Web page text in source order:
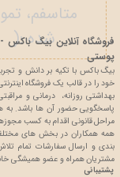
متاسفم،
شده :(
پشتیبانی
فروشگاه آنلاین بیگ
پوستی
خود را در قالب یک فروشگاه
بهداشتی روزانه، درمانی و
پاسخگویی حضور آن ها باشد. به
مراحل قانونی اقدام به کسب
همه همکاران در بخش های
بندی و ارسال سفارشات تمام
مشتریان همراه و عضو همیشگی